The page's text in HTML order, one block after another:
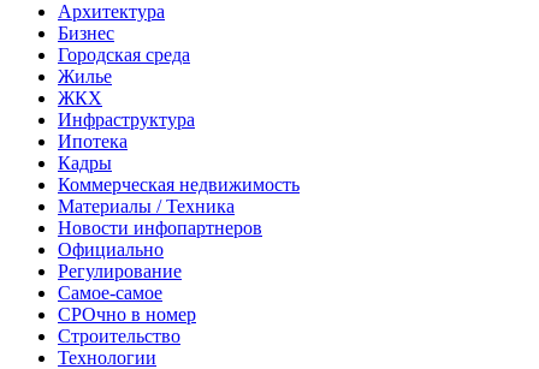
Архитектура
Бизнес
Городская среда
Жилье
ЖКХ
Инфраструктура
Ипотека
Кадры
Коммерческая недвижимость
Материалы / Техника
Новости инфопартнеров
Официально
Регулирование
Самое-самое
СРОчно в номер
Строительство
Технологии